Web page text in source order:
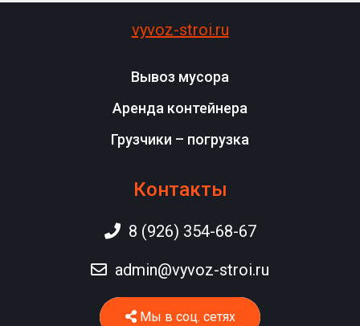
vyvoz-stroi.ru
Вывоз мусора
Аренда контейнера
Грузчики – погрузка
Контакты
8 (926) 354-68-67
admin@vyvoz-stroi.ru
Мы в соц. сетях